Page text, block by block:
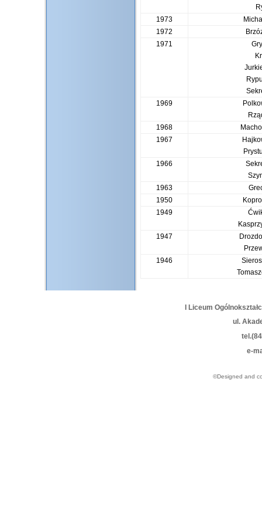
1973
1972
1971
1969
1968
1967
1966
1963
1950
1949
1947
1946
I Liceum
ul.
e-
©Designed and